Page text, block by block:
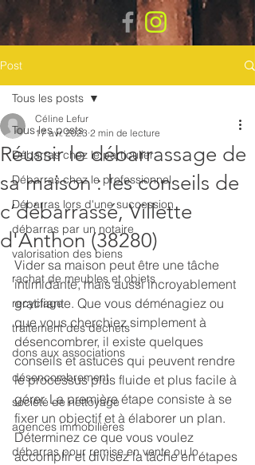
Post
Tous les posts
Débarras chez le particulier
Débarras chez le professionnel
Débarras lors d'une succession
débarras par un notaire
valorisation des biens
rachat de meubles et objets
recyclage
traitement des déchets
dons aux associations
désencombrement
société de nettoyage
agences immobilières
débarras pour remise en vente ou lo
Tous les posts
Réussir le débarrassage de
sa maison : les conseils de
c’débarrassé, Villette
d'Anthon (38280)
Céline Lefur
17 avr. 2023 2 min de lecture
Vider sa maison peut être une tâche
intimidante, mais aussi incroyablement
gratifiante. Que vous déménagiez ou
que vous cherchiez simplement à
désencombrer, il existe quelques
conseils et astuces qui peuvent rendre
le processus plus fluide et plus facile à
gérer. La première étape consiste à se
fixer un objectif et à élaborer un plan.
Déterminez ce que vous voulez
accomplir et divisez la tâche en étapes